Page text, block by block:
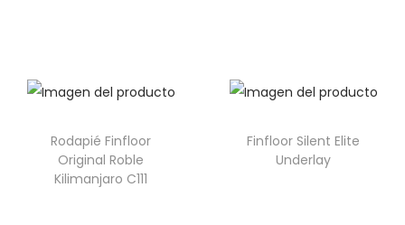
Rodapié Finfloor
Original Roble
Kilimanjaro C111
Finfloor Silent Elite
Underlay